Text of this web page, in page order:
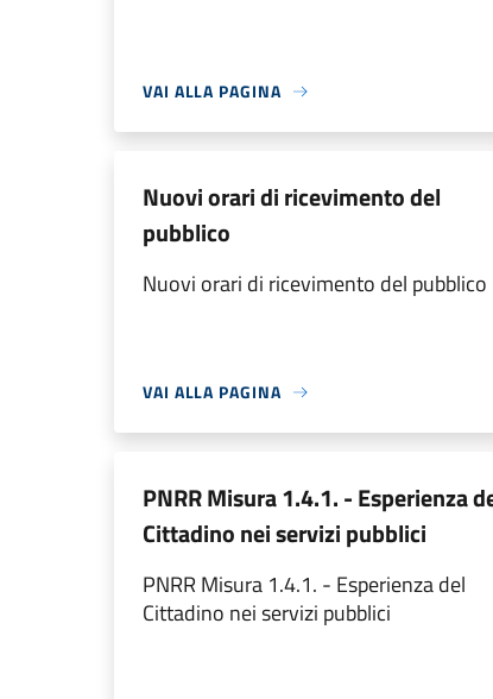
VAI ALLA PAGINA
Nuovi orari di ricevimento del
pubblico
Nuovi orari di ricevimento del pubblico
VAI ALLA PAGINA
PNRR Misura 1.4.1. - Esperienza
Cittadino nei servizi pubblici
PNRR Misura 1.4.1. - Esperienza del
Cittadino nei servizi pubblici